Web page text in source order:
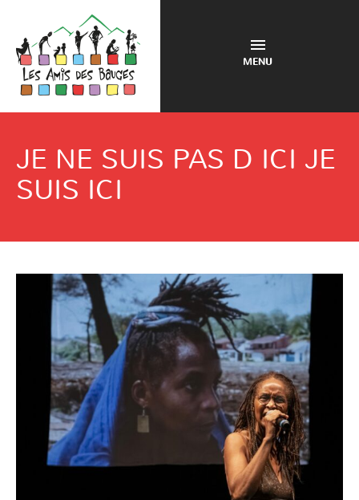
MENU
JE NE SUIS PAS D ICI JE
SUIS ICI